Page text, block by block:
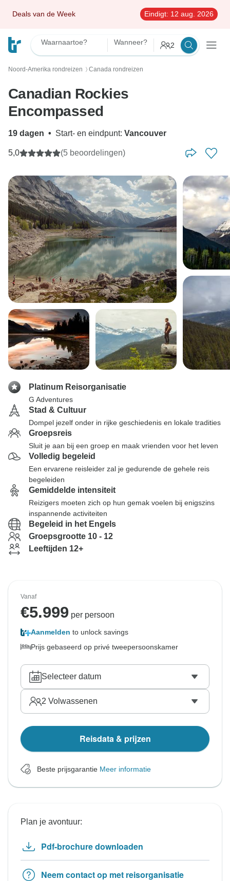
Deals van de Week Eindigt: 12 aug. 2026
Waarnaartoe? Wanneer? 2
Noord-Amerika rondreizen 〉 Canada rondreizen
Canadian Rockies
Encompassed
19 dagen • Start- en eindpunt: Vancouver
5,0 (5 beoordelingen)
Platinum Reisorganisatie
G Adventures
Stad & Cultuur
Dompel jezelf onder in rijke geschiedenis en lokale tradities
Groepsreis
Sluit je aan bij een groep en maak vrienden voor het leven
Volledig begeleid
Een ervarene reisleider zal je gedurende de gehele reis
begeleiden
Gemiddelde intensiteit
Reizigers moeten zich op hun gemak voelen bij enigszins
inspannende activiteiten
Begeleid in het Engels
Groepsgrootte 10 - 12
Leeftijden 12+
Vanaf
€5.999 per persoon
Aanmelden to unlock savings
Prijs gebaseerd op privé tweepersoonskamer
Selecteer datum
2 Volwassenen
Reisdata & prijzen
Beste prijsgarantie Meer informatie
Plan je avontuur:
Pdf-brochure downloaden
Neem contact op met reisorganisatie